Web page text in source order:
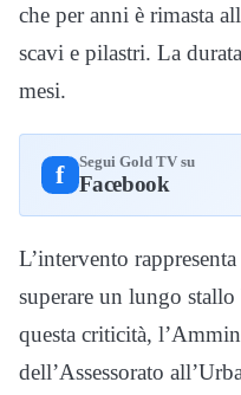
che per anni è rimasta
scavi e pilastri. La
mesi.
f Segui Gold TV su
Facebook
L’intervento
superare un lungo
questa criticità,
dell’Assessorato